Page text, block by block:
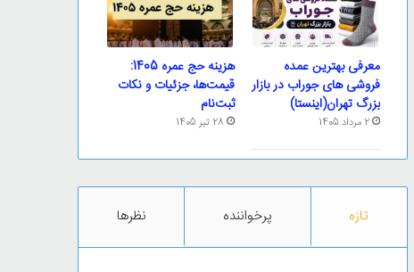
معرفی بهترین عمده
فروشی های جوراب در بازار
بزرگ تهران(اینستا)
2 مرداد 1405
هزینه حج عمره 1405:
قیمت‌ها، جزئیات و نکات
ثبت‌نام
28 تیر 1405
تازه پرخواننده نظرها